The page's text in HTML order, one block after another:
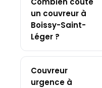
un couvreur à
Boissy-Saint-
Léger ?
Couvreur
urgence à